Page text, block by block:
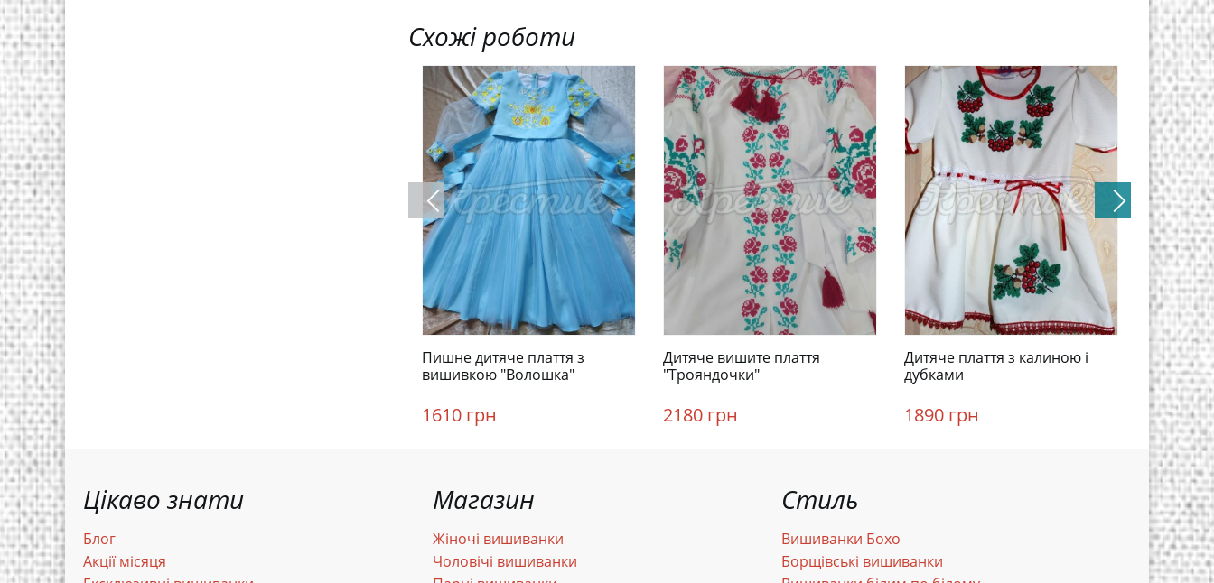
Схожі роботи
Пишне дитяче плаття з
вишивкою "Волошка"
1610 грн
Дитяче вишите плаття
"Трояндочки"
2180 грн
Дитяче плаття з калиною і
дубками
1890 грн
Біла
1665
Цікаво знати
Блог
Акції місяця
Магазин
Жіночі вишиванки
Чоловічі вишиванки
Стиль
Вишиванки Бохо
Борщівські вишиванки